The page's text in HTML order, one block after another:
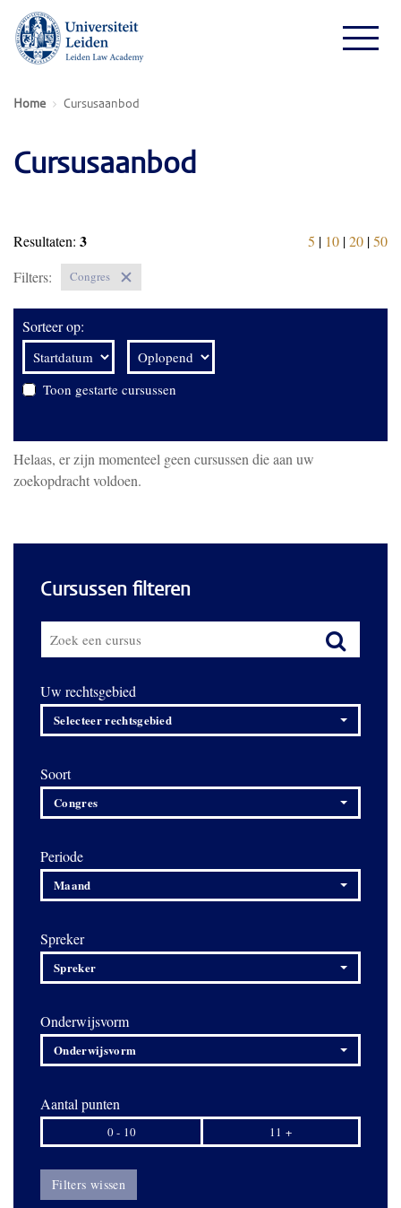
Home Cursusaanbod
Cursusaanbod
Resultaten: 3 5 | 10 |20 |50
Filters:
Congres
Sorteer op:
Toon gestarte cursussen
Helaas, er zijn momenteel geen cursussen die aan uw
zoekopdracht voldoen.
Cursussen filteren
Uw rechtsgebied
Selecteer rechtsgebied
Soort
Congres
Periode
Maand
Spreker
Spreker
Onderwijsvorm
Onderwijsvorm
Aantal punten
0 - 10 11 +
Filters wissen